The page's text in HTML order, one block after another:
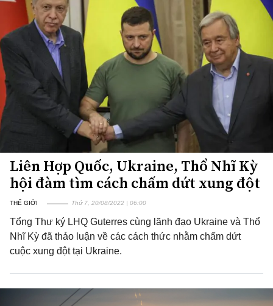
Liên Hợp Quốc, Ukraine, Thổ Nhĩ Kỳ
hội đàm tìm cách chấm dứt xung đột
THẾ GIỚI Thứ 7, 20/08/2022 | 06:00
Tổng Thư ký LHQ Guterres cùng lãnh đạo Ukraine và Thổ
Nhĩ Kỳ đã thảo luận về các cách thức nhằm chấm dứt
cuộc xung đột tại Ukraine.